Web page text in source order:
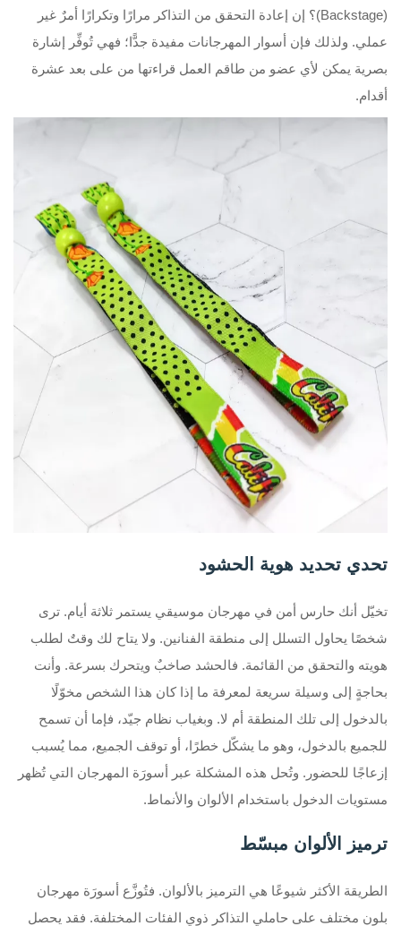
(Backstage)؟ إن إعادة التحقق من التذاكر مرارًا وتكرارًا أمرٌ غير
عملي. ولذلك فإن أسوار المهرجانات مفيدة جدًّا؛ فهي تُوفِّر إشارة
بصرية يمكن لأي عضو من طاقم العمل قراءتها من على بعد عشرة
أقدام.
تحدي تحديد هوية الحشود
تخيّل أنك حارس أمن في مهرجان موسيقي يستمر ثلاثة أيام. ترى
شخصًا يحاول التسلل إلى منطقة الفنانين. ولا يتاح لك وقتٌ لطلب
هويته والتحقق من القائمة. فالحشد صاخبٌ ويتحرك بسرعة. وأنت
بحاجةٍ إلى وسيلة سريعة لمعرفة ما إذا كان هذا الشخص مخوّلًا
بالدخول إلى تلك المنطقة أم لا. وبغياب نظام جيّد، فإما أن تسمح
للجميع بالدخول، وهو ما يشكّل خطرًا، أو توقف الجميع، مما يُسبب
إزعاجًا للحضور. وتُحل هذه المشكلة عبر أسورَة المهرجان التي تُظهر
مستويات الدخول باستخدام الألوان والأنماط.
ترميز الألوان مبسّط
الطريقة الأكثر شيوعًا هي الترميز بالألوان. فتُوزَّع أسورَة مهرجان
بلون مختلف على حاملي التذاكر ذوي الفئات المختلفة. فقد يحصل